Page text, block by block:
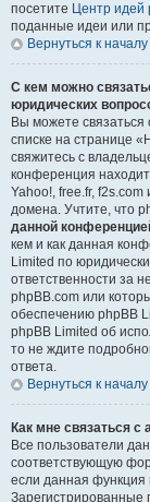
посетите Центр идей
поданные идеи или
Вернуться к началу
С кем можно
юридических
Вы можете
списке на странице
свяжитесь с
конференция
Yahoo!, free.fr, f2s.com
домена. Учтите, что
данной
кем и как данная
Limited по
ответственности за
phpBB.com или
обеспечению phpBB
phpBB Limited об
то не ждите
ответа.
Вернуться к началу
Как мне связаться
Все пользователи
соответствующую
если данная
Зарегистрированные